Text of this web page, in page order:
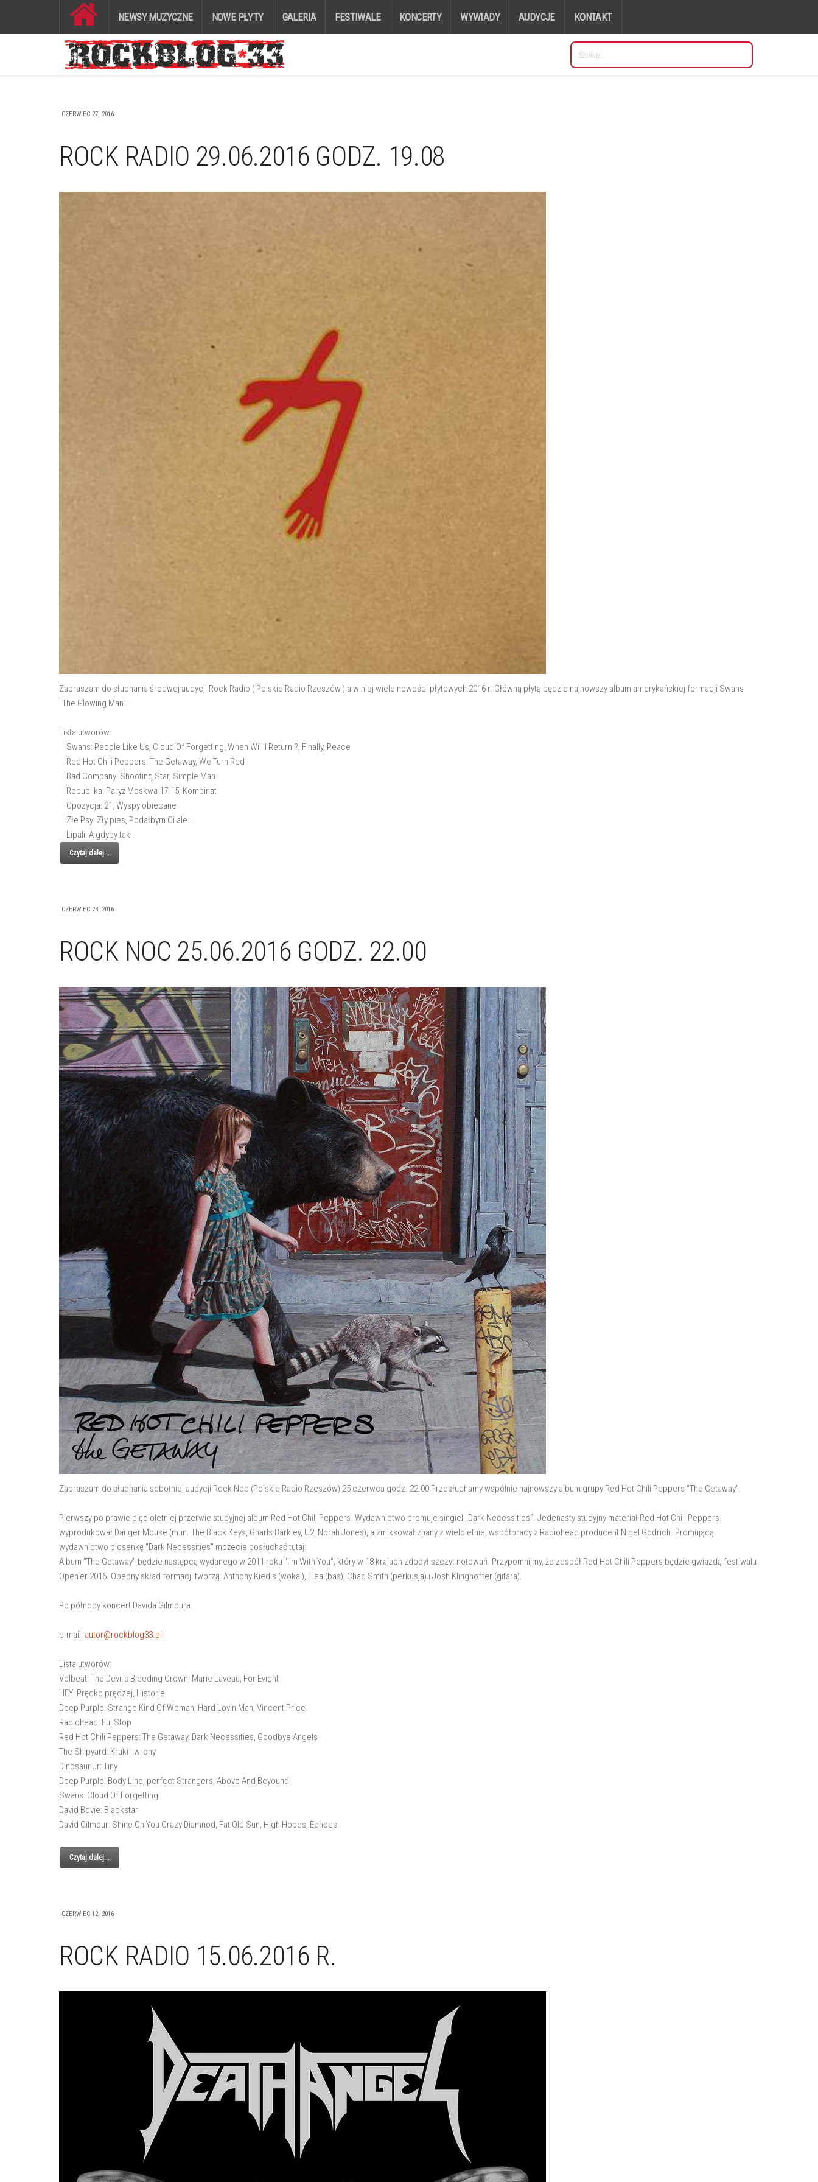
NEWSY MUZYCZNE NOWE PŁYTY GALERIA FESTIWALE KONCERTY WYWIADY AUDYCJE KONTAKT
CZERWIEC 27, 2016
ROCK RADIO 29.06.2016 GODZ. 19.08
Zapraszam do słuchania środwej audycji Rock Radio ( Polskie Radio Rzeszów ) a w niej wiele nowości płytowych 2016 r. Główną płytą będzie najnowszy album amerykańskiej formacji Swans
"The Glowing Man".
Lista utworów:
Swans: People Like Us, Cloud Of Forgetting, When Will I Return ?, Finally, Peace
Red Hot Chili Peppers: The Getaway, We Turn Red
Bad Company: Shooting Star, Simple Man
Republika: Paryż Moskwa 17.15, Kombinat
Opozycja: 21, Wyspy obiecane
Złe Psy: Zły pies, Podałbym Ci ale...
Lipali: A gdyby tak
Czytaj dalej...
CZERWIEC 23, 2016
ROCK NOC 25.06.2016 GODZ. 22.00
Zapraszam do słuchania sobotniej audycji Rock Noc (Polskie Radio Rzeszów) 25 czerwca godz. 22.00 Przesłuchamy wspólnie najnowszy album grupy Red Hot Chili Peppers "The Getaway".
Pierwszy po prawie pięcioletniej przerwie studyjnej album Red Hot Chili Peppers. Wydawnictwo promuje singiel „Dark Necessities”. Jedenasty studyjny materiał Red Hot Chili Peppers
wyprodukował Danger Mouse (m.in. The Black Keys, Gnarls Barkley, U2, Norah Jones), a zmiksował znany z wieloletniej współpracy z Radiohead producent Nigel Godrich. Promującą
wydawnictwo piosenkę "Dark Necessities" możecie posłuchać tutaj:
Album "The Getaway" będzie następcą wydanego w 2011 roku "I'm With You", który w 18 krajach zdobył szczyt notowań. Przypomnijmy, że zespół Red Hot Chili Peppers będzie gwiazdą festiwalu
Open'er 2016. Obecny skład formacji tworzą: Anthony Kiedis (wokal), Flea (bas), Chad Smith (perkusja) i Josh Klinghoffer (gitara).
Po północy koncert Davida Gilmoura.
e-mail: autor@rockblog33.pl
Lista utworów:
Volbeat: The Devil's Bleeding Crown, Marie Laveau, For Evight
HEY: Prędko prędzej, Historie
Deep Purple: Strange Kind Of Woman, Hard Lovin Man, Vincent Price
Radiohead: Ful Stop
Red Hot Chili Peppers: The Getaway, Dark Necessities, Goodbye Angels
The Shipyard: Kruki i wrony
Dinosaur Jr: Tiny
Deep Purple: Body Line, perfect Strangers, Above And Beyound
Swans: Cloud Of Forgetting
David Bovie: Blackstar
David Gilmour: Shine On You Crazy Diamnod, Fat Old Sun, High Hopes, Echoes
Czytaj dalej...
CZERWIEC 12, 2016
ROCK RADIO 15.06.2016 R.